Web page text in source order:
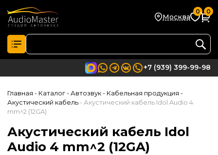
Москва
0 0
+7 (939) 399-99-98
Главная - Каталог- Автозвук- Кабельная продукция -
Акустический кабель - Акустический кабель Idol Audio 4
mm^2 (12GA)
Акустический кабель Idol
Audio 4 mm^2 (12GA)